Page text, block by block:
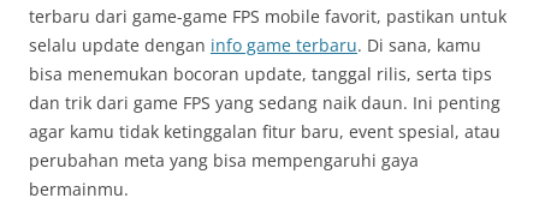
terbaru dari game-game FPS mobile favorit, pastikan untuk
selalu update dengan info game terbaru. Di sana, kamu
bisa menemukan bocoran update, tanggal rilis, serta tips
dan trik dari game FPS yang sedang naik daun. Ini penting
agar kamu tidak ketinggalan fitur baru, event spesial, atau
perubahan meta yang bisa mempengaruhi gaya
bermainmu.